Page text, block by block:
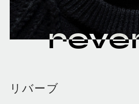
リバーブ